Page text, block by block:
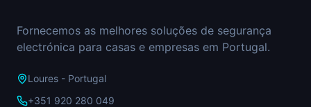
Fornecemos as melhores soluções de segurança
electrónica para casas e empresas em Portugal.
Loures - Portugal
+351 920 280 049